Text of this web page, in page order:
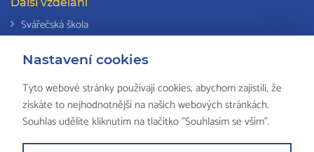
Nastavení cookies
Tyto webové stránky používají cookies, abychom zajistili, že
získáte to nejhodnotnější na našich webových stránkách.
Souhlas udělíte kliknutím na tlačítko "Souhlasím se vším".
Svářečská škola
Národní soustava kvalifikací